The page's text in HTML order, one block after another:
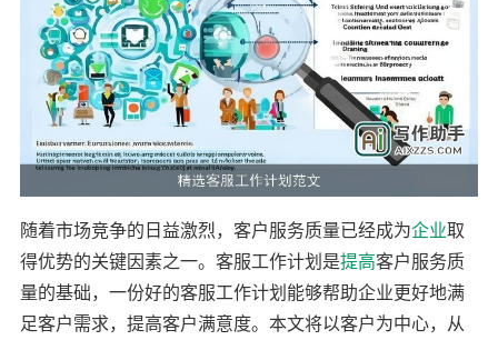
随着市场竞争的日益激烈，客户服务质量已经成为企业取
得优势的关键因素之一。客服工作计划是提高客户服务质
量的基础，一份好的客服工作计划能够帮助企业更好地满
足客户需求，提高客户满意度。本文将以客户为中心，从